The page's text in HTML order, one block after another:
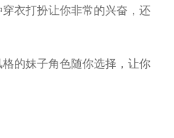
衣打扮让你非常的兴奋，还
的妹子角色随你选择，让你